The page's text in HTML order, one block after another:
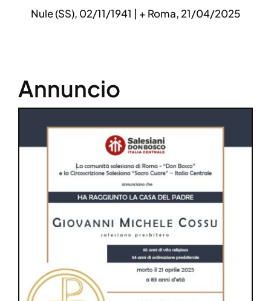
Nule (SS), 02/11/1941 | + Roma, 21/04/2025
Annuncio